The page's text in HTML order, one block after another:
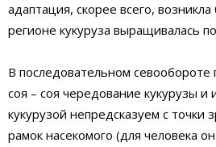
адаптация, скорее всего,
регионе кукуруза выращивалась
В последовательном севообороте
соя – соя чередование кукурузы
кукурузой непредсказуем с точки
рамок насекомого (для человека